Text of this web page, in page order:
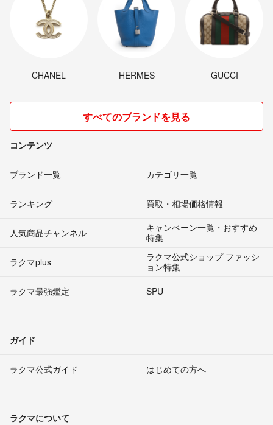
CHANEL HERMES GUCCI
すべてのブランドを見る
コンテンツ
ブランド一覧 カテゴリ一覧
ランキング 買取・相場価格情報
人気商品チャンネル
キャンペーン一覧・おすすめ
特集
ラクマplus
ラクマ公式ショップ ファッシ
ョン特集
ラクマ最強鑑定
SPU
ガイド
ラクマ公式ガイド はじめての方へ
ラクマについて